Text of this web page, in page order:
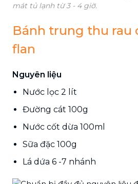
mát tủ lạnh từ 3 - 4 giờ.
Bánh trung thu rau
flan
Nguyên liệu
Nước lọc 2 lít
Đường cát 100g
Nước cốt dừa 100ml
Sữa đặc 100g
Lá dứa 6 -7 nhánh